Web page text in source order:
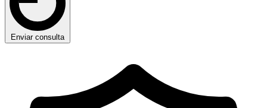
Enviar consulta